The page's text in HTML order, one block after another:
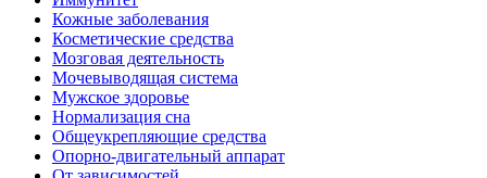
Кожные заболевания
Косметические средства
Мозговая деятельность
Мочевыводящая система
Мужское здоровье
Нормализация сна
Общеукрепляющие средства
Опорно-двигательный аппарат